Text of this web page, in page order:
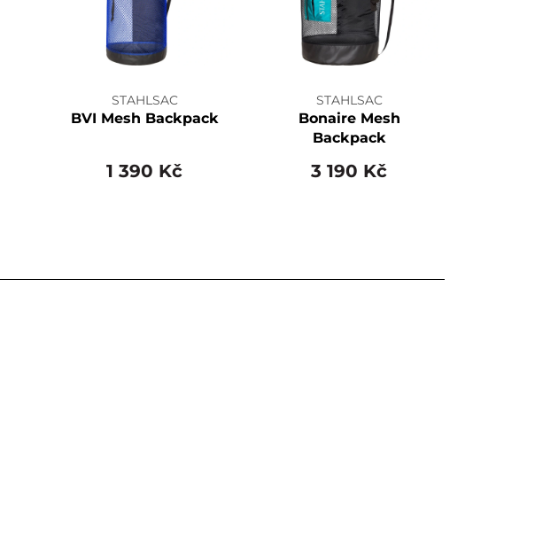
STAHLSAC
BVI Mesh Backpack
1 390 Kč
STAHLSAC
Bonaire Mesh
Backpack
3 190 Kč